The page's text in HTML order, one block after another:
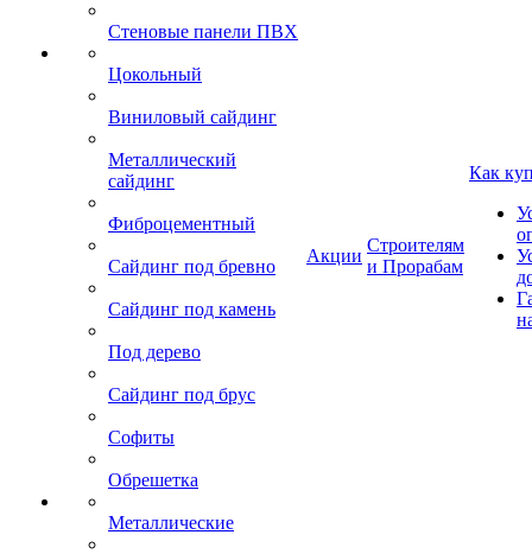
Стеновые панели ПВХ
Цокольный
Виниловый сайдинг
Металлический
сайдинг
Фиброцементный
Сайдинг под бревно
Сайдинг под камень
Под дерево
Сайдинг под брус
Софиты
Обрешетка
Металлические
Акции
Строителям
и Прорабам
Как